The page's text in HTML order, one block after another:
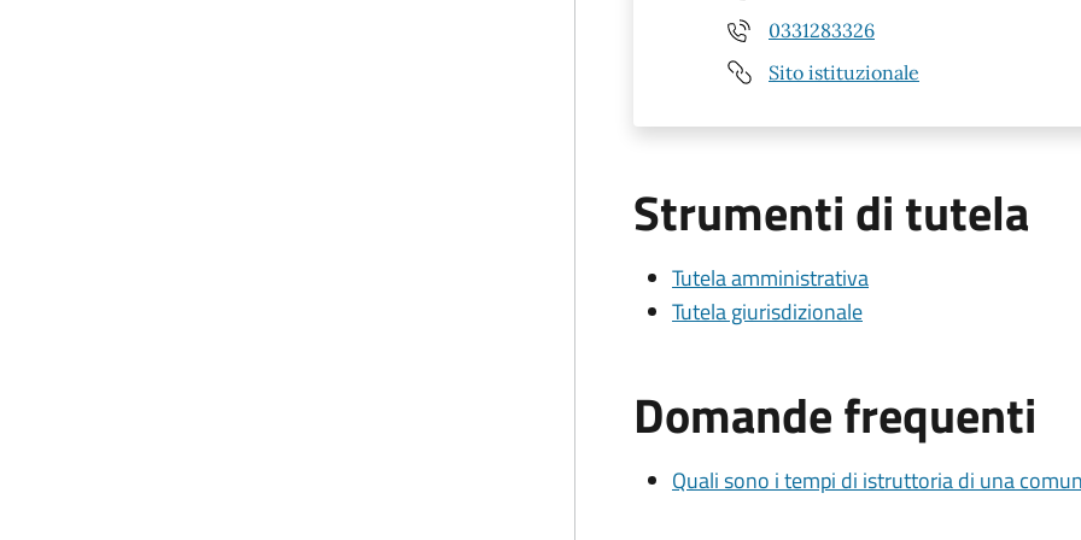
0331283326
Sito istituzionale
Strumenti di tutela
Tutela amministrativa
Tutela giurisdizionale
Domande frequenti
Quali sono i tempi di istruttoria di una